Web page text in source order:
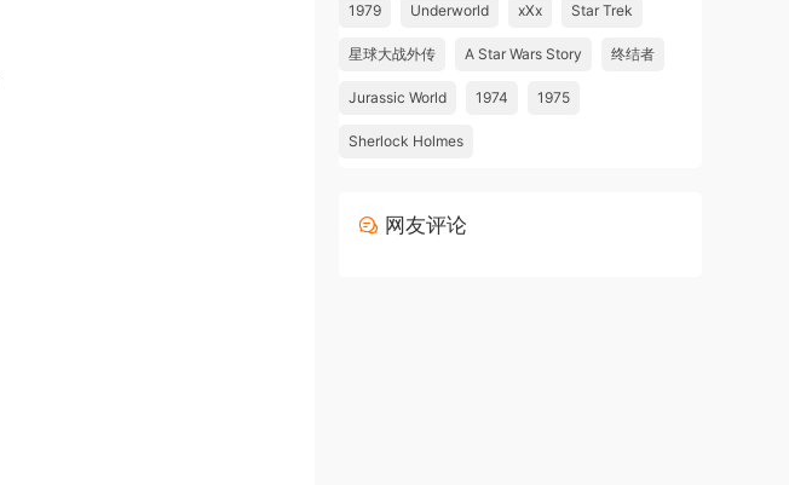
1979 Underworld xXx Star Trek
星球大战外传 A Star Wars Story 终结者
Jurassic World 1974 1975
Sherlock Holmes
网友评论